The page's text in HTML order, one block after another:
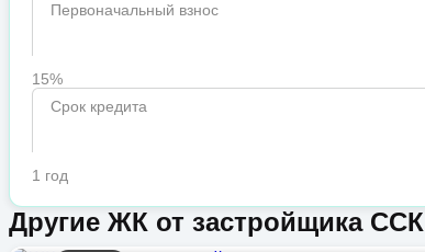
Первоначальный взнос
15%
Срок кредита
1 год
Другие ЖК от застройщика ССК